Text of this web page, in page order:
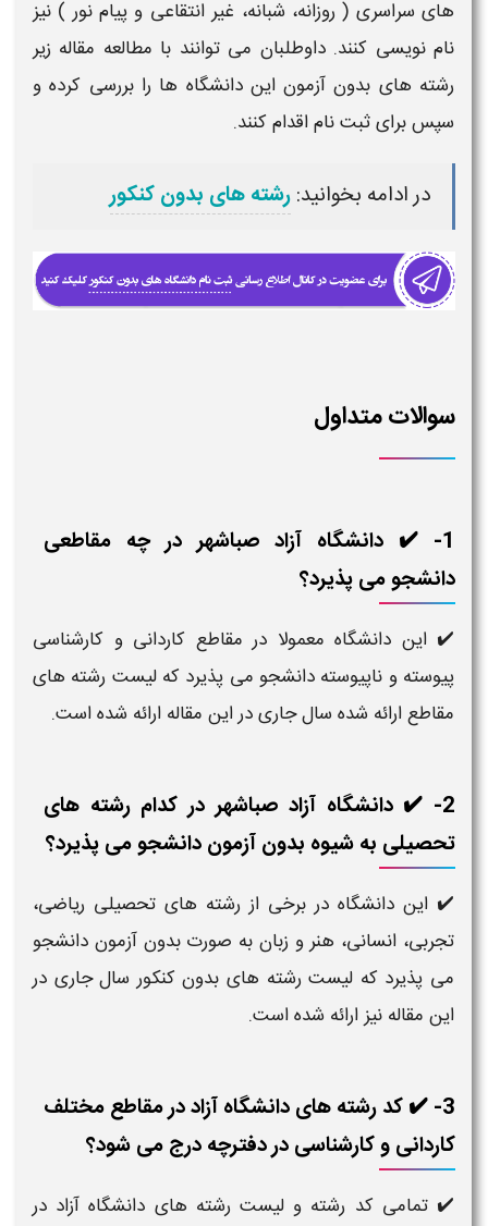
های سراسری ( روزانه، شبانه، غیر انتقاعی و پیام نور ) نیز
نام نویسی کنند. داوطلبان می توانند با مطالعه مقاله زیر
رشته های بدون آزمونایندانشگاه ها را بررسی کرده و
سپس برای ثبت نام اقدام کنند.
در ادامه بخوانید:رشته های بدون کنکور
سوالات متداول
1- ✔️ دانشگاه آزاد صباشهر در چه مقاطعی
دانشجو می پذیرد؟
✔️ این دانشگاه معمولا در مقاطع کاردانی و کارشناسی
پیوسته و ناپیوسته دانشجو می پذیرد که لیست رشته های
مقاطع ارائه شده سال جاری در این مقاله ارائه شده است.
2- ✔️ دانشگاه آزاد صباشهر در کدام رشته های
تحصیلی به شیوه بدون آزمون دانشجو می پذیرد؟
✔️ این دانشگاه در برخی از رشته های تحصیلی ریاضی،
تجربی، انسانی، هنر و زبان به صورت بدون آزمون دانشجو
می پذیرد که لیست رشته های بدون کنکور سال جاری در
این مقاله نیز ارائه شده است.
3- ✔️ کد رشته های دانشگاه آزاد در مقاطع مختلف
کاردانی و کارشناسی در دفترچه درج می شود؟
✔️ تمامی کد رشته و لیست رشته های دانشگاه آزاد در